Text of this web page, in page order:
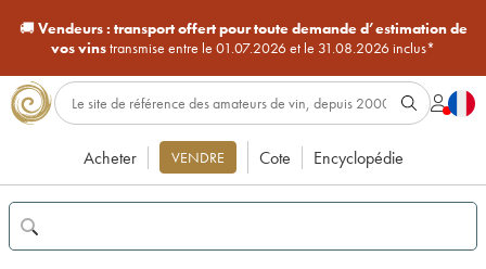
🚚Vendeurs : transport offert pour toute demande d’estimation de
vos vinstransmise entre le 01.07.2026 et le 31.08.2026 inclus*
Acheter VENDRE Cote Encyclopédie